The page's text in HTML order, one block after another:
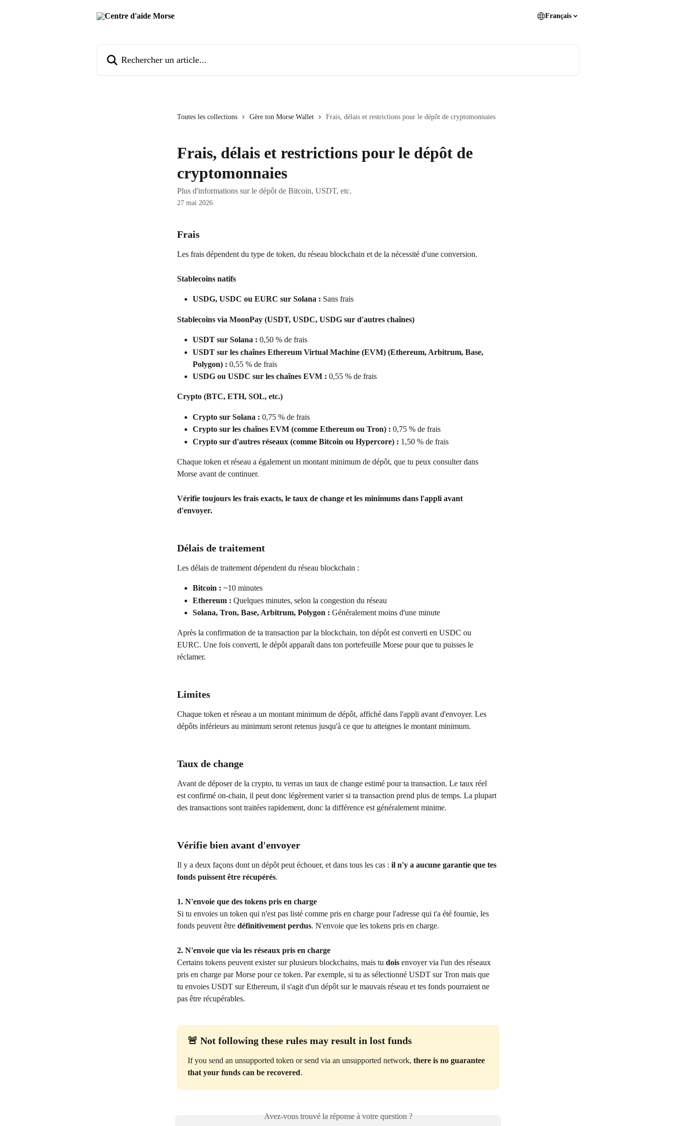
Français
Toutes les collections Gère ton Morse Wallet Frais, délais et restrictions pour le dépôt de cryptomonnaies
Frais, délais et restrictions pour le dépôt de
cryptomonnaies
Plus d'informations sur le dépôt de Bitcoin, USDT, etc.
27 mai 2026
Frais
Les frais dépendent du type de token, du réseau blockchain et de la nécessité d'une conversion.
Stablecoins natifs
USDG, USDC ou EURC sur Solana : Sans frais
Stablecoins via MoonPay (USDT, USDC, USDG sur d'autres chaînes)
USDT sur Solana : 0,50 % de frais
USDT sur les chaînes Ethereum Virtual Machine (EVM) (Ethereum, Arbitrum, Base,
Polygon) : 0,55 % de frais
USDG ou USDC sur les chaînes EVM : 0,55 % de frais
Crypto (BTC, ETH, SOL, etc.)
Crypto sur Solana : 0,75 % de frais
Crypto sur les chaînes EVM (comme Ethereum ou Tron) : 0,75 % de frais
Crypto sur d'autres réseaux (comme Bitcoin ou Hypercore) : 1,50 % de frais
Chaque token et réseau a également un montant minimum de dépôt, que tu peux consulter dans
Morse avant de continuer.
Vérifie toujours les frais exacts, le taux de change et les minimums dans l'appli avant
d'envoyer.
Délais de traitement
Les délais de traitement dépendent du réseau blockchain :
Bitcoin : ~10 minutes
Ethereum : Quelques minutes, selon la congestion du réseau
Solana, Tron, Base, Arbitrum, Polygon : Généralement moins d'une minute
Après la confirmation de ta transaction par la blockchain, ton dépôt est converti en USDC ou
EURC. Une fois converti, le dépôt apparaît dans ton portefeuille Morse pour que tu puisses le
réclamer.
Limites
Chaque token et réseau a un montant minimum de dépôt, affiché dans l'appli avant d'envoyer. Les
dépôts inférieurs au minimum seront retenus jusqu'à ce que tu atteignes le montant minimum.
Taux de change
Avant de déposer de la crypto, tu verras un taux de change estimé pour ta transaction. Le taux réel
est confirmé on-chain, il peut donc légèrement varier si ta transaction prend plus de temps. La plupart
des transactions sont traitées rapidement, donc la différence est généralement minime.
Vérifie bien avant d'envoyer
Il y a deux façons dont un dépôt peut échouer, et dans tous les cas : il n'y a aucune garantie que tes
fonds puissent être récupérés.
1. N'envoie que des tokens pris en charge
Si tu envoies un token qui n'est pas listé comme pris en charge pour l'adresse qui t'a été fournie, les
fonds peuvent être définitivement perdus. N'envoie que les tokens pris en charge.
2. N'envoie que via les réseaux pris en charge
Certains tokens peuvent exister sur plusieurs blockchains, mais tu dois envoyer via l'un des réseaux
pris en charge par Morse pour ce token. Par exemple, si tu as sélectionné USDT sur Tron mais que
tu envoies USDT sur Ethereum, il s'agit d'un dépôt sur le mauvais réseau et tes fonds pourraient ne
pas être récupérables.
🚨 Not following these rules may result in lost funds
If you send an unsupported token or send via an unsupported network, there is no guarantee
that your funds can be recovered.
Avez-vous trouvé la réponse à votre question ?